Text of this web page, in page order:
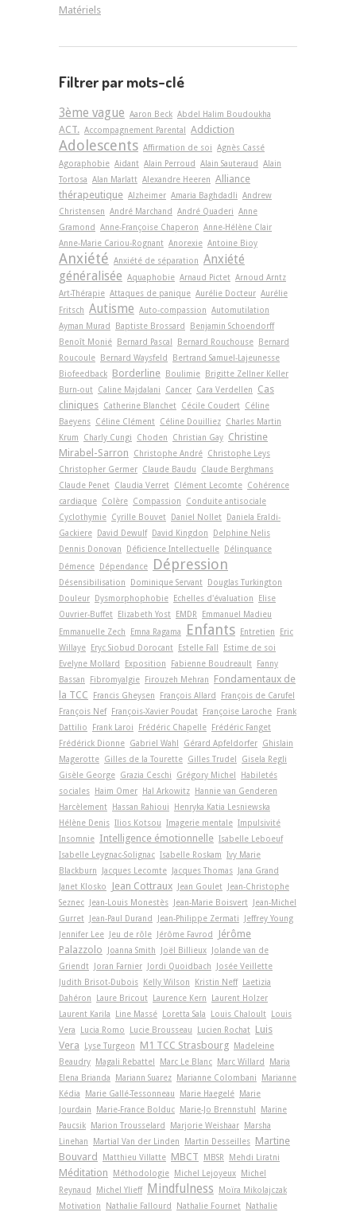
Matériels
Filtrer par mots-clé
3ème vague Aaron Beck Abdel Halim Boudoukha
ACT. Accompagnement Parental Addiction
Adolescents Affirmation de soi Agnès Cassé
Agoraphobie Aidant Alain Perroud Alain Sauteraud
Alain
Tortosa Alan Marlatt Alexandre Heeren Alliance
thérapeutique Alzheimer Amaria Baghdadli Andrew
Christensen André Marchand André Quaderi Anne
Gramond
Anne-Françoise Chaperon Anne-Hélène Clair
Anne-Marie Cariou-Rognant Anorexie Antoine Bioy
Anxiété Anxiété de séparation Anxiété
généralisée Aquaphobie Arnaud Pictet Arnoud Arntz
Art-Thérapie Attaques de panique Aurélie Docteur Aurélie
Fritsch Autisme Auto-compassion Automutilation
Ayman Murad
Baptiste Brossard
Benjamin Schoendorff
Benoît Monié
Bernard Pascal Bernard Rouchouse
Bernard
Roucoule
Bernard Waysfeld
Bertrand Samuel-Lajeunesse
Biofeedback Borderline Boulimie
Brigitte Zellner Keller
Burn-out Caline Majdalani Cancer Cara Verdellen
Cas
cliniques Catherine Blanchet Cécile Coudert Céline
Baeyens Céline Clément Céline Douilliez Charles Martin
Krum
Charly Cungi Choden Christian Gay Christine
Mirabel-Sarron
Christophe André Christophe Leys
Christopher Germer Claude Baudu
Claude Berghmans
Claude Penet Claudia Verret Clément Lecomte Cohérence
cardiaque Colère Compassion
Conduite antisociale
Cyclothymie Cyrille Bouvet Daniel Nollet
Daniela Eraldi-
Gackiere
David Dewulf David Kingdon
Delphine Nelis
Dennis Donovan
Déficience Intellectuelle
Délinquance
Démence
Dépendance Dépression
Désensibilisation Dominique Servant
Douglas Turkington
Douleur
Dysmorphophobie Echelles d'évaluation
Elise
Ouvrier-Buffet
Elizabeth Yost EMDR
Emmanuel Madieu
Emmanuelle Zech
Emna Ragama Enfants Entretien
Eric
Willaye
Eryc Siobud Dorocant Estelle Fall
Estime de soi
Evelyne Mollard
Exposition Fabienne Boudreault
Fanny
Bassan
Fibromyalgie Firouzeh Mehran
Fondamentaux de
la TCC
Francis Gheysen François Allard
François de Carufel
François Nef
François-Xavier Poudat Françoise Laroche
Frank
Dattilio
Frank Laroi Frédéric Chapelle
Frédéric Fanget
Frédérick Dionne Gabriel Wahl Gérard Apfeldorfer Ghislain
Magerotte Gilles de la Tourette Gilles Trudel
Gisela Regli
Gisèle George Grazia Ceschi Grégory Michel
Habiletés
sociales
Haim Omer Hal Arkowitz
Hannie van Genderen
Harcèlement
Hassan Rahioui
Henryka Katia Lesniewska
Hélène Denis Ilios Kotsou Imagerie mentale Impulsivité
Insomnie Intelligence émotionnelle Isabelle Leboeuf
Isabelle Leygnac-Solignac Isabelle Roskam Ivy Marie
Blackburn
Jacques Lecomte Jacques Thomas
Jana Grand
Janet Klosko
Jean Cottraux Jean Goulet
Jean-Christophe
Seznec
Jean-Louis Monestès Jean-Marie Boisvert
Jean-Michel
Gurret
Jean-Paul Durand Jean-Philippe Zermati
Jeffrey Young
Jennifer Lee
Jeu de rôle Jérôme Favrod
Jérôme
Palazzolo
Joanna Smith Joël Billieux
Jolande van de
Griendt
Joran Farnier Jordi Quoidbach
Josée Veillette
Judith Brisot-Dubois
Kelly Wilson Kristin Neff
Laetizia
Dahéron
Laure Bricout Laurence Kern
Laurent Holzer
Laurent Karila
Line Massé Loretta Sala Louis Chaloult
Louis
Vera
Lucia Romo Lucie Brousseau Lucien Rochat Luis
Vera
Lyse Turgeon M1 TCC Strasbourg
Madeleine
Beaudry
Magali Rebattel Marc Le Blanc Marc Willard
Maria
Elena Brianda
Mariann Suarez Marianne Colombani
Marianne
Kédia
Marie Gallé-Tessonneau Marie Haegelé
Marie
Jourdain
Marie-France Bolduc Marie-Jo Brennstuhl
Marine
Paucsik
Marion Trousselard Marjorie Weishaar
Marsha
Linehan
Martial Van der Linden Martin Desseilles Martine
Bouvard
Matthieu Villatte MBCT MBSR Mehdi Liratni
Méditation Méthodologie Michel Lejoyeux
Michel
Reynaud
Michel Ylieff Mindfulness
Moïra Mikolajczak
Motivation
Nathalie Fallourd Nathalie Fournet
Nathalie